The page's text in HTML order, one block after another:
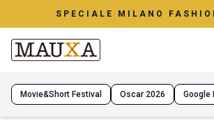
SPECIALE MILANO
Movie&Short Festival Oscar 2026 Google